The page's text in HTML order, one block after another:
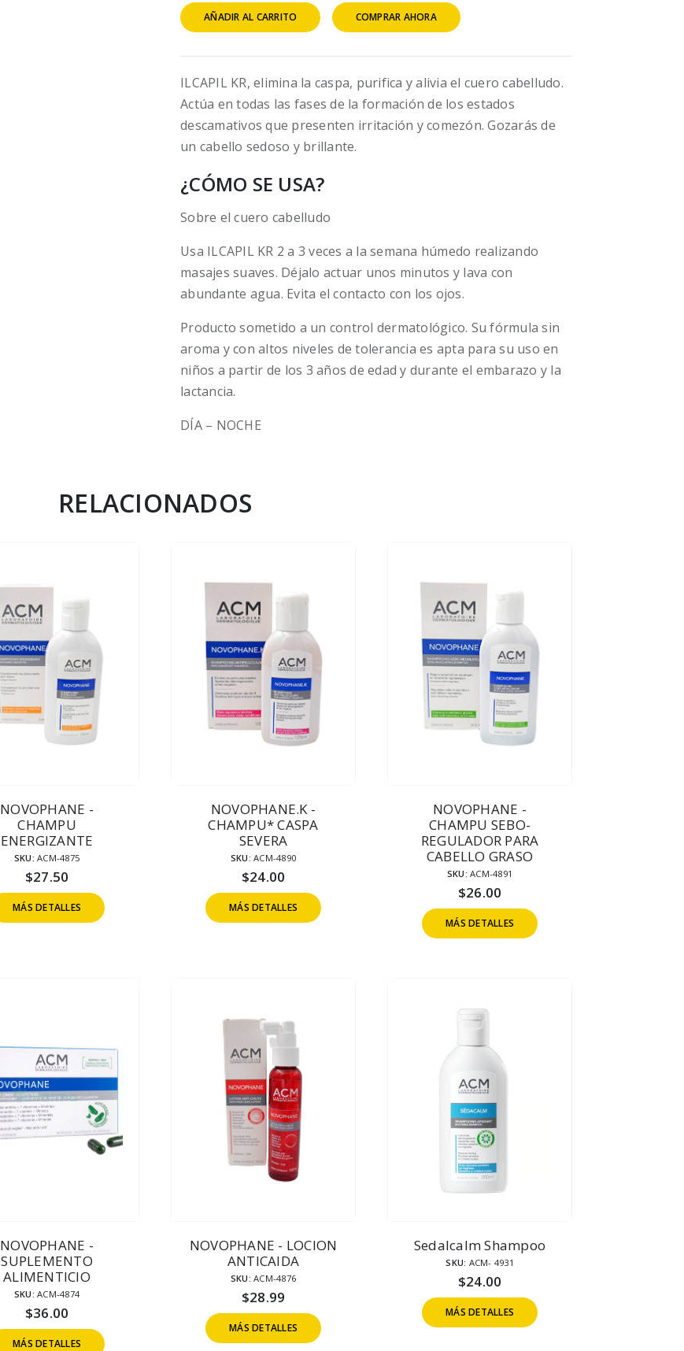
AÑADIR AL CARRITO COMPRAR AHORA
ILCAPIL KR, elimina la caspa, purifica y alivia el cuero cabelludo.
Actúa en todas las fases de la formación de los estados
descamativos que presenten irritación y comezón. Gozarás de
un cabello sedoso y brillante.
¿CÓMO SE USA?
Sobre el cuero cabelludo
Usa ILCAPIL KR 2 a 3 veces a la semana húmedo realizando
masajes suaves. Déjalo actuar unos minutos y lava con
abundante agua. Evita el contacto con los ojos.
Producto sometido a un control dermatológico. Su fórmula sin
aroma y con altos niveles de tolerancia es apta para su uso en
niños a partir de los 3 años de edad y durante el embarazo y la
lactancia.
DÍA – NOCHE
RELACIONADOS
NOVOPHANE -
CHAMPU
ENERGIZANTE
SKU:ACM-4875
$27.50
MÁS DETALLES
NOVOPHANE.K -
CHAMPU* CASPA
SEVERA
SKU:ACM-4890
$24.00
MÁS DETALLES
NOVOPHANE -
CHAMPU SEBO-
REGULADOR PARA
CABELLO GRASO
SKU:ACM-4891
$26.00
MÁS DETALLES
NOVOPHANE -
SUPLEMENTO
ALIMENTICIO
SKU:ACM-4874
$36.00
MÁS DETALLES
NOVOPHANE - LOCION
ANTICAIDA
SKU:ACM-4876
$28.99
MÁS DETALLES
Sedalcalm Shampoo
SKU: ACM- 4931
$24.00
MÁS DETALLES